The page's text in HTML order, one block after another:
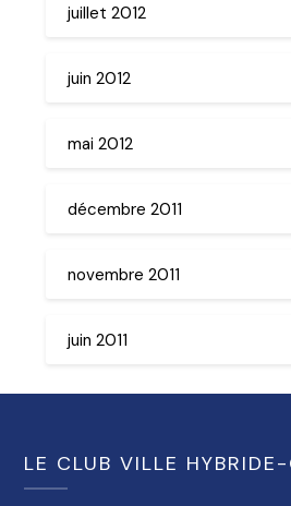
juillet 2012
juin 2012
mai 2012
décembre 2011
novembre 2011
juin 2011
LE CLUB VILLE